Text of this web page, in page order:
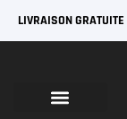
LIVRAISON GRATUITE